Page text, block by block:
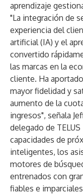
aprendizaje
"La integración de
experiencia del
artificial (IA) y el
convertido
las marcas en la
cliente. Ha
mayor fidelidad y
aumento de la
ingresos", señala
delegado de
capacidades de
inteligentes, los
motores de
entrenados con
fiables e